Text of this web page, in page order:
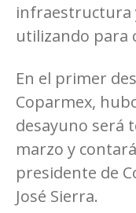
infraestructura
utilizando para
En el primer
Coparmex,
desayuno será
marzo y
presidente de
José Sierra.